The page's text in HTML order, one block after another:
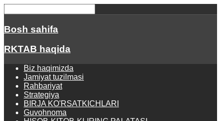
Bosh sahifa
RKTAB haqida
Biz haqimizda
Jamiyat tuzilmasi
Rahbariyat
Strategiya
BIRJA KO'RSATKICHLARI
Guvohnoma